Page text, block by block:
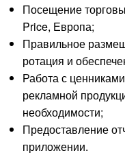
Посещение
Price, Европа;
Правильное
ротация и
Работа с
рекламной
необходимости;
Предоставление
приложении.